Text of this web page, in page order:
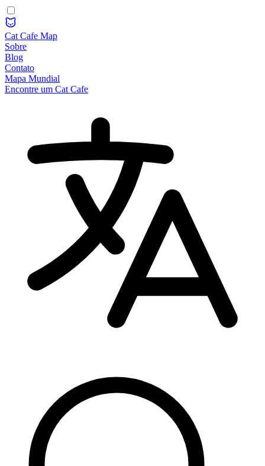
Cat Cafe Map
Sobre
Blog
Contato
Mapa Mundial
Encontre um Cat Cafe